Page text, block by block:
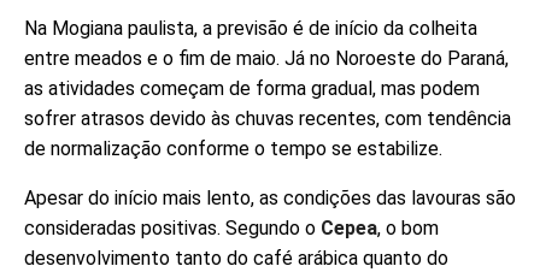
Na Mogiana paulista, a previsão é de início da colheita
entre meados e o fim de maio. Já no Noroeste do Paraná,
as atividades começam de forma gradual, mas podem
sofrer atrasos devido às chuvas recentes, com tendência
de normalização conforme o tempo se estabilize.
Apesar do início mais lento, as condições das lavouras são
consideradas positivas. Segundo o Cepea, o bom
desenvolvimento tanto do café arábica quanto do